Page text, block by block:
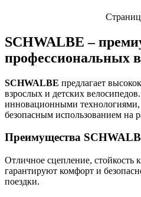
SCHWALBE –
профессиональных
SCHWALBE предлагает
взрослых и детских
инновационными технологиями,
безопасным использованием на
Преимущества
Отличное сцепление, стойкость
гарантируют комфорт и
поездки.